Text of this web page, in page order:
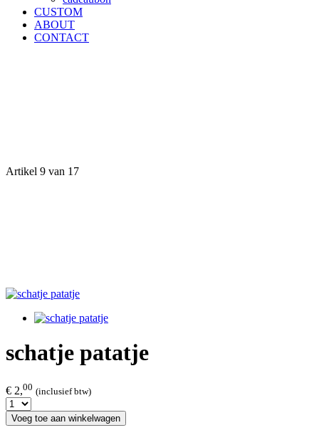
CUSTOM
ABOUT
CONTACT
Artikel 9 van 17
schatje patatje
€ 2,00 (inclusief btw)
Voeg toe aan winkelwagen